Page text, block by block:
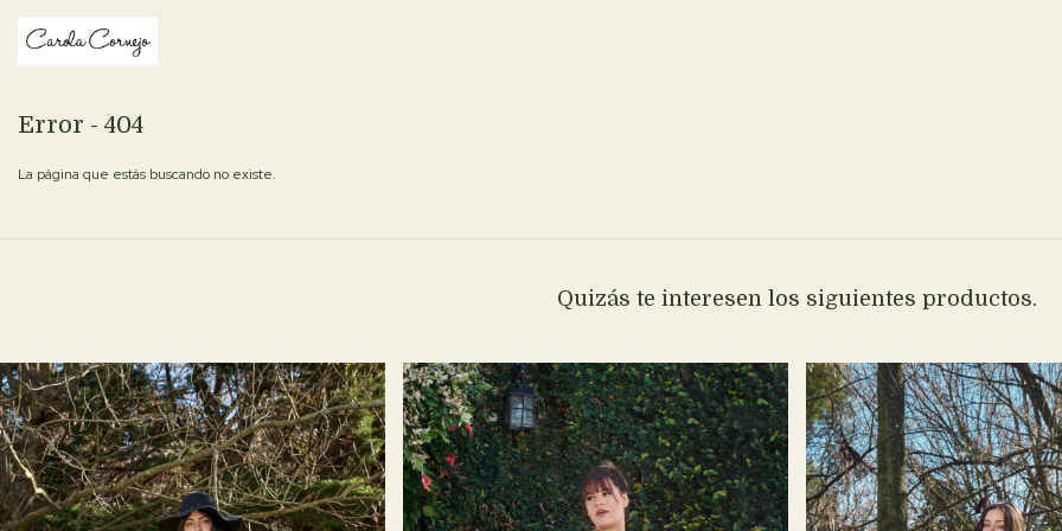
Error - 404
La página que estás buscando no existe.
Quizás te interesen los siguientes productos.